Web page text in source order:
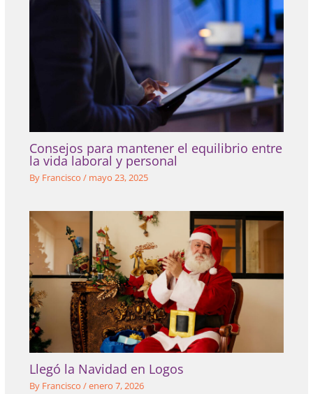
Consejos para mantener el equilibrio entre
la vida laboral y personal
By Francisco / mayo 23, 2025
Llegó la Navidad en Logos
By Francisco /enero 7, 2026